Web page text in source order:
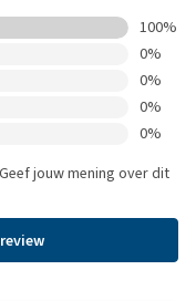
100%
0%
0%
0%
0%
jouw mening over dit